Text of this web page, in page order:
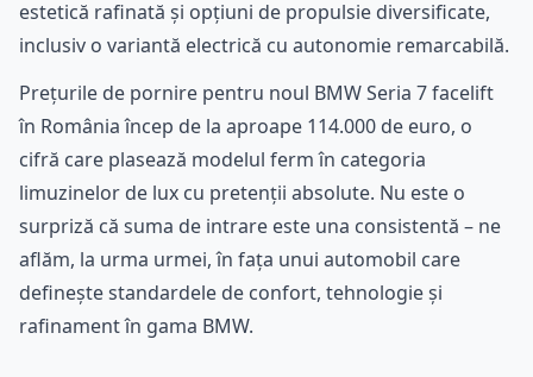
estetică rafinată și opțiuni de propulsie diversificate,
inclusiv o variantă electrică cu autonomie remarcabilă.
Prețurile de pornire pentru noul BMW Seria 7 facelift
în România încep de la aproape 114.000 de euro, o
cifră care plasează modelul ferm în categoria
limuzinelor de lux cu pretenții absolute. Nu este o
surpriză că suma de intrare este una consistentă – ne
aflăm, la urma urmei, în fața unui automobil care
definește standardele de confort, tehnologie și
rafinament în gama BMW.